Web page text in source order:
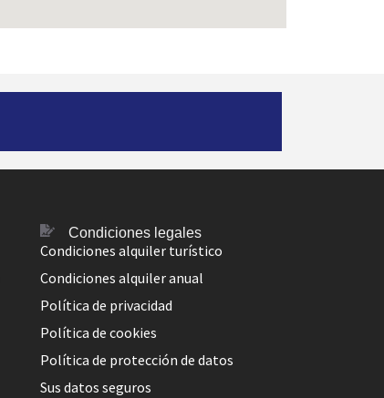
Condiciones legales
Condiciones alquiler turístico
Condiciones alquiler anual
Política de privacidad
Política de cookies
Política de protección de datos
Sus datos seguros